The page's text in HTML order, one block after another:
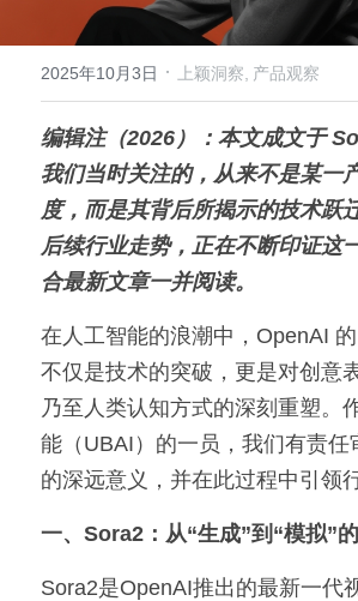
创业与商业
上颖观点
内部培训
培训报名
培训反馈
证书查询
企业AI部署
企业申请试用
新闻中的UBAI
AI与赛事
赛事技术合作
城市匹克球之夜
近期活动
关于我们
职业发展
社会招聘
校园招聘
UBAI校企联络部
创始人的信
联合创始人的信
上颖服务中心
精选内容
UBAI 技术演进史
AI留学
AI雅思口语
AI自动文书
ATEd 康德与林
AI画廊
AI艺术
AI音乐
AI法律
法律咨询
合同审查
登录
搜索
联系UBAI
2025年10月3日 · 上颖洞察, 产品观察
编辑注（2026）：本文成文于
我们当时关注的，从来不是某一
度，而是其背后所揭示的技术跃
后续行业走势，正在不断印证这
合最新文章一并阅读。
在人工智能的浪潮中，OpenAI
不仅是技术的突破，更是对创意
乃至人类认知方式的深刻重塑。
能（UBAI）的一员，我们有责任
的深远意义，并在此过程中引领
一、Sora2：从“生成”到“模拟”
Sora2是OpenAI推出的最新一代